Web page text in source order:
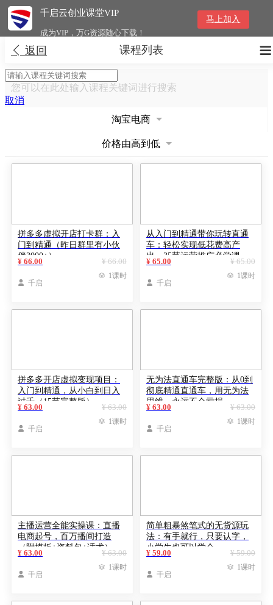
千启云创业课堂VIP
成为VIP，万G资源随心下载！
马上加入
 返回 
课程列表
您可以在此处输入课程关键词进行搜索
取消
淘宝电商
价格由高到低
拼多多虚拟开店打卡群：入
门到精通（昨日群里有小伙
伴3000+）
¥ 66.00
¥ 66.00
 千启
 1课时
从入门到精通带你玩转直通
车：轻松实现低花费高产
出，35节运营推广必学课
¥ 65.00
¥ 65.00
 千启
 1课时
拼多多开店虚拟变现项目：
入门到精通，从小白到日入
过千（15节完整版）
¥ 63.00
¥ 63.00
 千启
 1课时
无为法直通车完整版：从0到
彻底精通直通车，用无为法
思维，永远不会亏损
¥ 63.00
¥ 63.00
 千启
 1课时
主播运营全能实操课：直播
电商起号，百万播间打造
（附模板+资料包+话术）
¥ 63.00
¥ 63.00
 千启
 1课时
简单粗暴煞笔式的无货源玩
法：有手就行，只要认字，
小学生也可以学会
¥ 59.00
¥ 59.00
 千启
 1课时